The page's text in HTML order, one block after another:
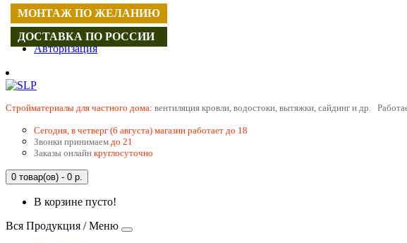
Регистрация
Авторизация
Cтройматериалы для частного дома: вентиляция кровли, водостоки, вытяжки, сайдинг и др.
Сегодня, в четверг (6 августа) магазин работает до 18
Звонки принимаем до 21
Заказы онлайн круглосуточно
0 товар(ов) - 0 р.
В корзине пусто!
Вся Продукция / Меню
МОНТАЖ ПО ЖЕЛАНИЮ
ДОСТАВКА ПО РОССИИ